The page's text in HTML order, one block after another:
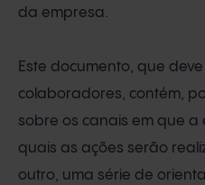
da empresa.
Este documento, que
colaboradores, contém,
sobre os canais em que
quais as ações serão
outro, uma série de